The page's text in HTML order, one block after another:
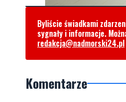
Byliście świadkami
sygnały i informacje.
redakcja@nadmorski24.pl
Komentarze